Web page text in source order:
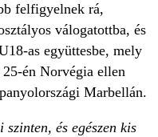
felfigyelnek rá,
válogatottba, és
as együttesbe, mely
én Norvégia ellen
Marbellán.
és egészen kis